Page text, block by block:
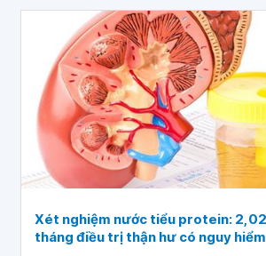
Xét nghiệm nước tiểu protein:
tháng điều trị thận hư có nguy